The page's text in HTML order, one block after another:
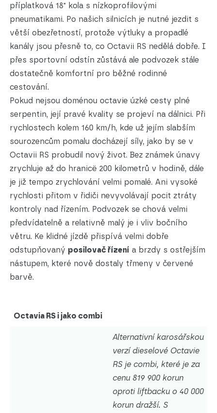
příplatková 18" kola s nízkoprofilovými
pneumatikami. Po našich silnicích je nutné jezdit s
větší obezřetností, protože výtluky a propadlé
kanály jsou přesně to, co Octavii RS nedělá dobře. I
přes sportovní odstín zůstává ale podvozek stále
dostatečně komfortní pro běžné rodinné
cestování.
Pokud nejsou doménou octavie úzké cesty plné
serpentin, její pravé kvality se projeví na dálnici. Při
rychlostech kolem 160 km/h, kde už jejím slabším
sourozencům pomalu docházejí síly, jako by se v
Octavii RS probudil nový život. Bez známek únavy
zrychluje až do hranicë 200 kilometrů v hodině, dále
je již tempo zrychlování velmi pomalé. Ani vysoké
rychlosti přitom v řidiči nevyvolávají pocit ztráty
kontroly nad řízením. Podvozek se chová velmi
předvídatelně a relativně malý je i vliv bočního
větru. Ke klidné jízdě přispívá velmi dobře
odstupňovaný posilovač řízení a brzdy s ostřejším
nástupem, které nově dostaly třmeny v červené
barvě.
Octavia RS i jako combi
Alternativní karosářskou
verzí dieselové Octavie
RS je combi, které je za
cenu 819 900 korun
oproti liftbacku o 40 000
korun dražší. S